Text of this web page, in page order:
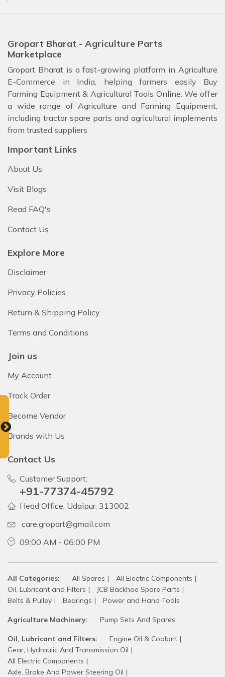
ध्यान देवे!
- कृपया हमारे साथ अपना अकाउंट रजिस्टर करें और आप अपने पैकेज को ट्रैक करें
- चेकआउट के दौरान कृपया कूपन कोड लागू करें
- ग्राहक से अतिरिक्त शुल्क कंपनी या कूरियर कंपनी वसूल ना करे इसलिए
कैश ऑन डिलीवरी की सुविधा Gropart Bharat नहीं देती है
- रोमांचक ऑफ़र प्राप्त करने के लिए नीचे अपना ईमेल आईडी और मोबाइल नंबर दर्ज करें
Email Address
WhatsApp Number
This site is protected by reCAPTCHA and the Google
Don't show this popup again
Gropart Bharat - Agriculture Parts
Marketplace
Gropart Bharat is a fast-growing platform in Agriculture
E-Commerce in India, helping farmers easily Buy
Farming Equipment & Agricultural Tools Online. We offer
a wide range of Agriculture and Farming Equipment,
including tractor spare parts and agricultural implements
from trusted suppliers.
Important Links
About Us
Visit Blogs
Read FAQ's
Contact Us
Explore More
Disclaimer
Privacy Policies
Return & Shipping Policy
Terms and Conditions
Join us
My Account
Track Order
Become Vendor
Brands with Us
Contact Us
Customer Support:
+91-77374-45792
Head Office, Udaipur, 313002
care.gropart@gmail.com
09:00 AM - 06:00 PM
All Categories: All Spares
All Electric Components
Oil, Lubricant and Filters
JCB Backhoe Spare Parts
Belts & Pulley
Bearings Power and Hand Tools
Agriculture Machinery: Pump Sets And Spares
Oil, Lubricant and Filters:
Engine Oil & Coolant
Gear, Hydraulic And Transmission Oil
All Electric Components
Axle, Brake And Power Steering Oil